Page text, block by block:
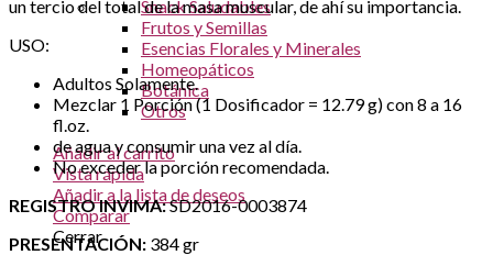
Snack Saludables
Frutos y Semillas
Esencias Florales y Minerales
Homeopáticos
Botánica
Otros
Añadir al carrito
Vista rápida
Añadir a la lista de deseos
Comparar
Cerrar
un tercio del total de la masa muscular, de ahí su importancia.
USO:
Adultos Solamente.
Mezclar 1 Porción (1 Dosificador = 12.79 g) con 8 a 16
fl.oz.
de agua y consumir una vez al día.
No exceder la porción recomendada.
REGISTRO INVIMA:SD2016-0003874
PRESENTACIÓN: 384 gr